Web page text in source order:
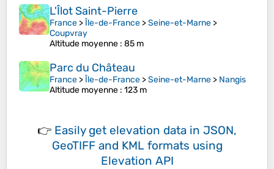
L'Îlot Saint-Pierre
France >Île-de-France >Seine-et-Marne >
Coupvray
Altitude moyenne : 85 m
Parc du Château
France >Île-de-France >Seine-et-Marne > Nangis
Altitude moyenne : 123 m
👉 Easily get elevation data in JSON,
GeoTIFF and KML formats using
Elevation API